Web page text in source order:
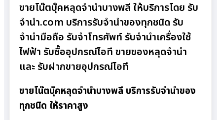
ขายโน๊ตบุ๊คหลุดจำนำบางพลี ให้บริการโดย รับ
จํานํา.com บริการรับจำนำของทุกชนิด รับ
จำนำมือถือ รับจำโทรศัพท์ รับจำนำเครื่องใช้
ไฟฟ้า รับซื้ออุปกรณ์ไอที ขายของหลุดจำนำ
และ รับฝากขายอุปกรณ์ไอที
ขายโน๊ตบุ๊คหลุดจำนำบางพลี บริการรับจำนำของ
ทุกชนิด ให้ราคาสูง